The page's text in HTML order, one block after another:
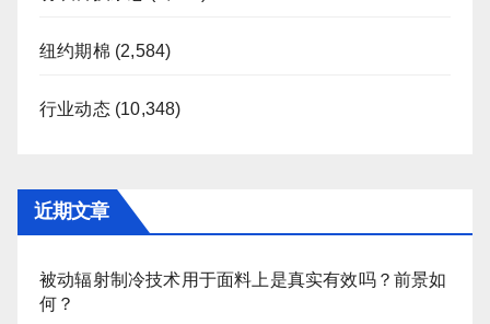
纽约期棉 (2,584)
行业动态(10,348)
近期文章
被动辐射制冷技术用于面料上是真实有效吗？前景如
何？